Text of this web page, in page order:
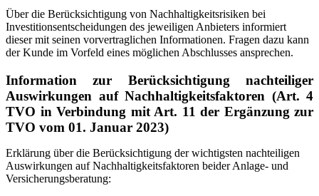
Über die Berücksichtigung von Nachhaltigkeitsrisiken bei
Investitionsentscheidungen des jeweiligen Anbieters informiert
dieser mit seinen vorvertraglichen Informationen. Fragen dazu kann
der Kunde im Vorfeld eines möglichen Abschlusses ansprechen.
Information zur Berücksichtigung nachteiliger
Auswirkungen auf Nachhaltigkeitsfaktoren (Art. 4
TVO in Verbindung mit Art. 11 der Ergänzung zur
TVO vom 01. Januar 2023)
Erklärung über die Berücksichtigung der wichtigsten nachteiligen
Auswirkungen auf Nachhaltigkeitsfaktoren beider Anlage- und
Versicherungsberatung: